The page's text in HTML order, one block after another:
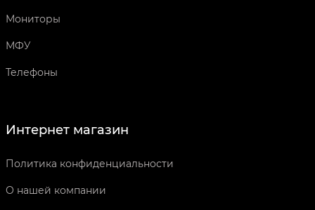
Мониторы
МФУ
Телефоны
Интернет магазин
Политика конфиденциальности
О нашей компании